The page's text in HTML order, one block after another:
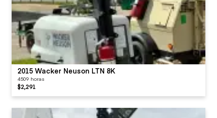
2015 Wacker Neuson LTN 8K
4509 horas
$2,291